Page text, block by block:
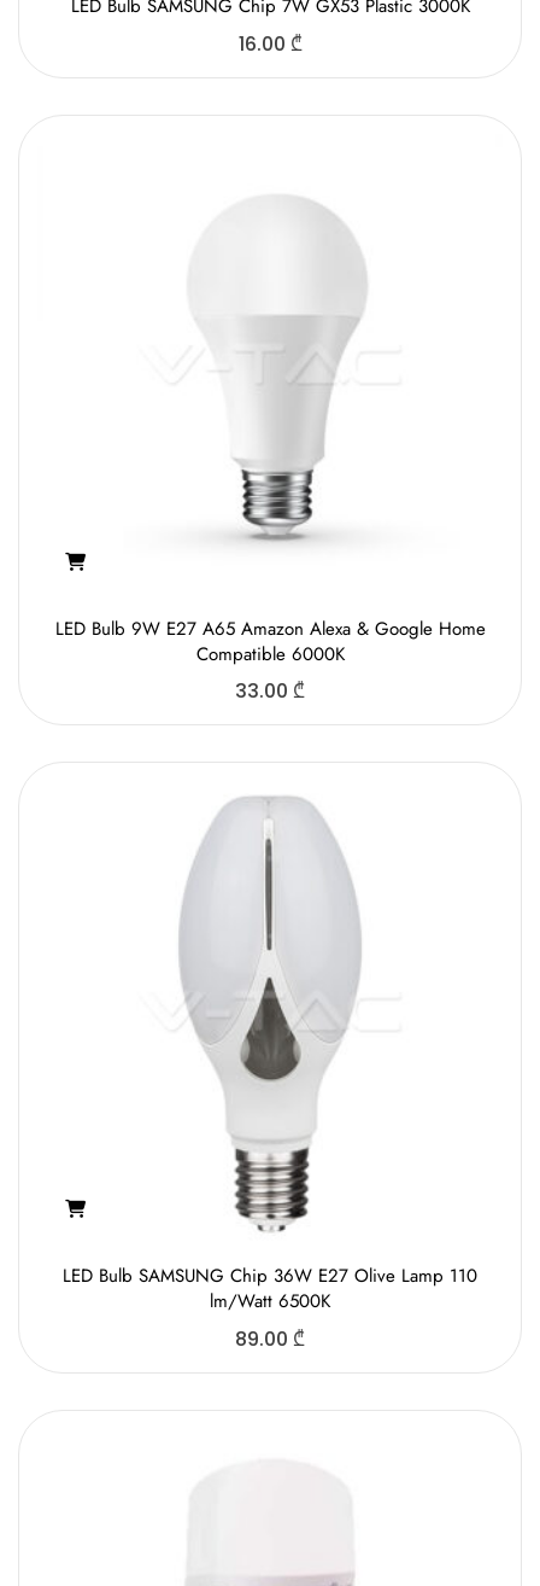
LED Bulb SAMSUNG Chip 7W GX53 Plastic 3000K
16.00 ₾
LED Bulb 9W E27 A65 Amazon Alexa & Google Home
Compatible 6000K
33.00 ₾
LED Bulb SAMSUNG Chip 36W E27 Olive Lamp 110
lm/Watt 6500K
89.00 ₾